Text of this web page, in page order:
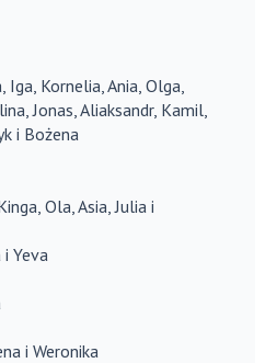
Iga, Kornelia, Ania, Olga,
Jonas, Aliaksandr, Kamil,
i Bożena
Ola, Asia, Julia i
Yeva
i Weronika